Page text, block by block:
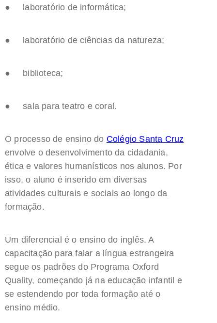
● laboratório de informática;
● laboratório de ciências da natureza;
● biblioteca;
● sala para teatro e coral.
O processo de ensino do Colégio Santa Cruz
envolve o desenvolvimento da cidadania,
ética e valores humanísticos nos alunos. Por
isso, o aluno é inserido em diversas
atividades culturais e sociais ao longo da
formação.
Um diferencial é o ensino do inglês. A
capacitação para falar a língua estrangeira
segue os padrões do Programa Oxford
Quality, começando já na educação infantil e
se estendendo por toda formação até o
ensino médio.